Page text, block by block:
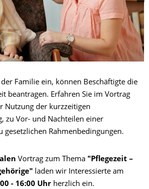
Familie ein, können Beschäftigte die
beantragen. Erfahren Sie im Vortrag
Nutzung der kurzzeitigen
zu Vor- und Nachteilen einer
gesetzlichen Rahmenbedingungen.
Vortrag zum Thema "Pflegezeit –
laden wir Interessierte am
- 16:00 Uhr herzlich ein.